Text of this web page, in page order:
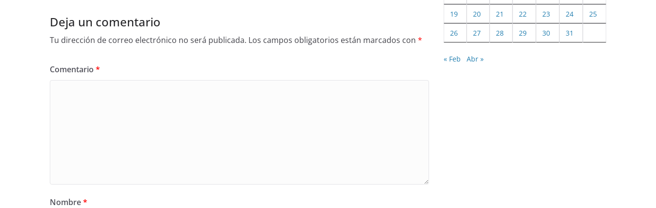
o
k
Deja un comentario
Tu dirección de correo electrónico no será publicada. Los campos obligatorios están marcados con *
Comentario *
Nombre*
19 20 21 22 23 24 25
26 27 28 29 30 31
« Feb Abr »